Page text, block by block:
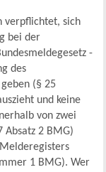
verpflichtet, sich
bei der
-
des
(§ 25
und keine
von zwei
Absatz 2 BMG)
1 BMG). Wer